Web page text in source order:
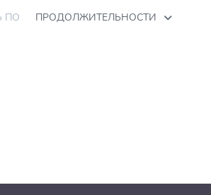
ПО ПРОДОЛЖИТЕЛЬНОСТИ